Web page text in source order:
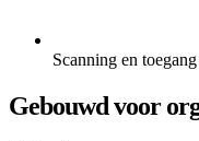
Scanning en
Gebouwd voor